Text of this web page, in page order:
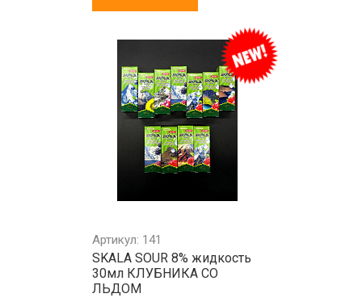
Артикул: 141
SKALA SOUR 8% жидкость
30мл КЛУБНИКА СО
ЛЬДОМ